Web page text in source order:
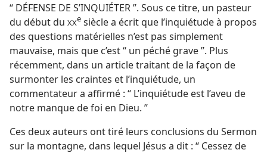
“ DÉFENSE DE S’INQUIÉTER ”. Sous ce titre, un pasteur
du début du XXe siècle a écrit que l’inquiétude à propos
des questions matérielles n’est pas simplement
mauvaise, mais que c’est “ un péché grave ”. Plus
récemment, dans un article traitant de la façon de
surmonter les craintes et l’inquiétude, un
commentateur a affirmé : “ L’inquiétude est l’aveu de
notre manque de foi en Dieu. ”
Ces deux auteurs ont tiré leurs conclusions du Sermon
sur la montagne, dans lequel Jésus a dit : “ Cessez de